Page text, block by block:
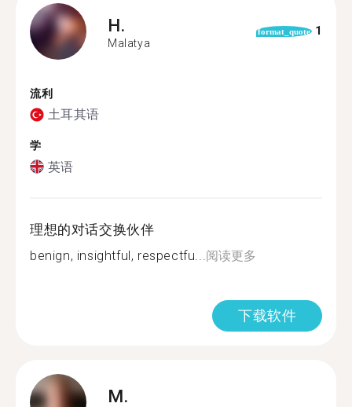
H.
Malatya
format_quote 1
流利
土耳其语
学
英语
理想的对话交换伙伴
benign, insightful, respectfu... 阅读更多
下载软件
M.